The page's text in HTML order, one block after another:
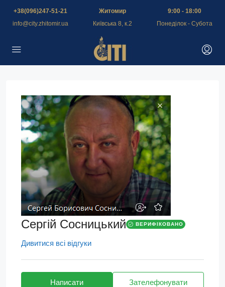
+38(096)247-51-21
info@city.zhitomir.ua
Житомир
Київська 8, к.2
9:00 - 18:00
Понеділок - Субота
Сергій Сосницький ВЕРИФІКОВАНО
Дивитися всі відгуки
Написати Зателефонувати